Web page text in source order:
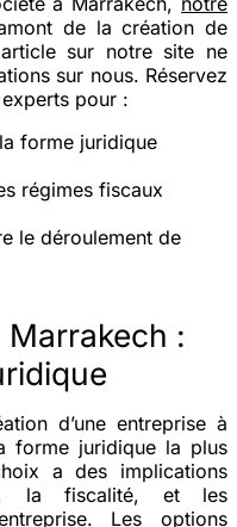
de la création de
sur notre site ne
sur nous. Réservez
pour :
forme juridique
régimes fiscaux
le déroulement de
:
d’une entreprise à
forme juridique la plus
a des implications
la fiscalité, et les
Les options